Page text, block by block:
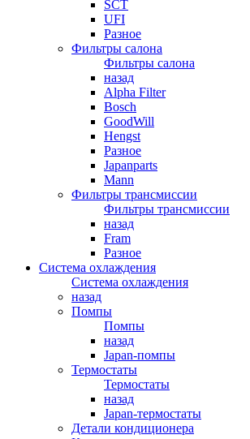
SCT
UFI
Разное
Фильтры салона
Фильтры салона
назад
Alpha Filter
Bosch
GoodWill
Hengst
Разное
Japanparts
Mann
Фильтры трансмиссии
Фильтры трансмиссии
назад
Fram
Разное
Система охлаждения
Система охлаждения
назад
Помпы
Помпы
назад
Japan-помпы
Термостаты
Термостаты
назад
Japan-термостаты
Детали кондиционера